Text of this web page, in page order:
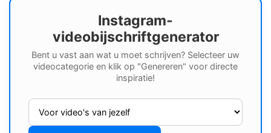
Instagram-
videobijschriftgenerator
Bent u vast aan wat u moet schrijven? Selecteer uw
videocategorie en klik op "Genereren" voor directe
inspiratie!